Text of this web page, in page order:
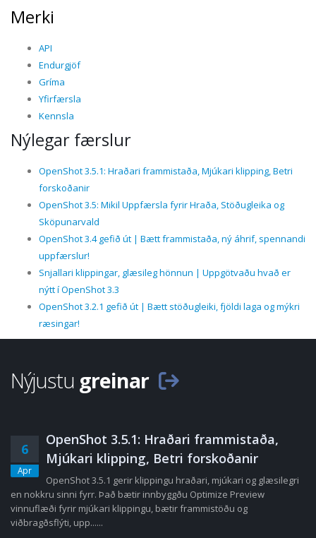
Merki
API
Endurgjöf
Gríma
Yfirfærsla
Kennsla
Nýlegar færslur
OpenShot 3.5.1: Hraðari frammistaða, Mjúkari klipping, Betri
forskoðanir
OpenShot 3.5: Mikil Uppfærsla fyrir Hraða, Stöðugleika og
Sköpunarvald
OpenShot 3.4 gefið út | Bætt frammistaða, ný áhrif, spennandi
uppfærslur!
Snjallari klippingar, glæsileg hönnun | Uppgötvaðu hvað er
nýtt í OpenShot 3.3
OpenShot 3.2.1 gefið út | Bætt stöðugleiki, fjöldi laga og mýkri
ræsingar!
Nýjustu greinar
6
Apr
OpenShot 3.5.1: Hraðari frammistaða,
Mjúkari klipping, Betri forskoðanir
OpenShot 3.5.1 gerir klippingu hraðari, mjúkari og glæsilegri
en nokkru sinni fyrr. Það bætir innbyggðu Optimize Preview
vinnuflæði fyrir mjúkari klippingu, bætir frammistöðu og
viðbragðsflýti, upp......